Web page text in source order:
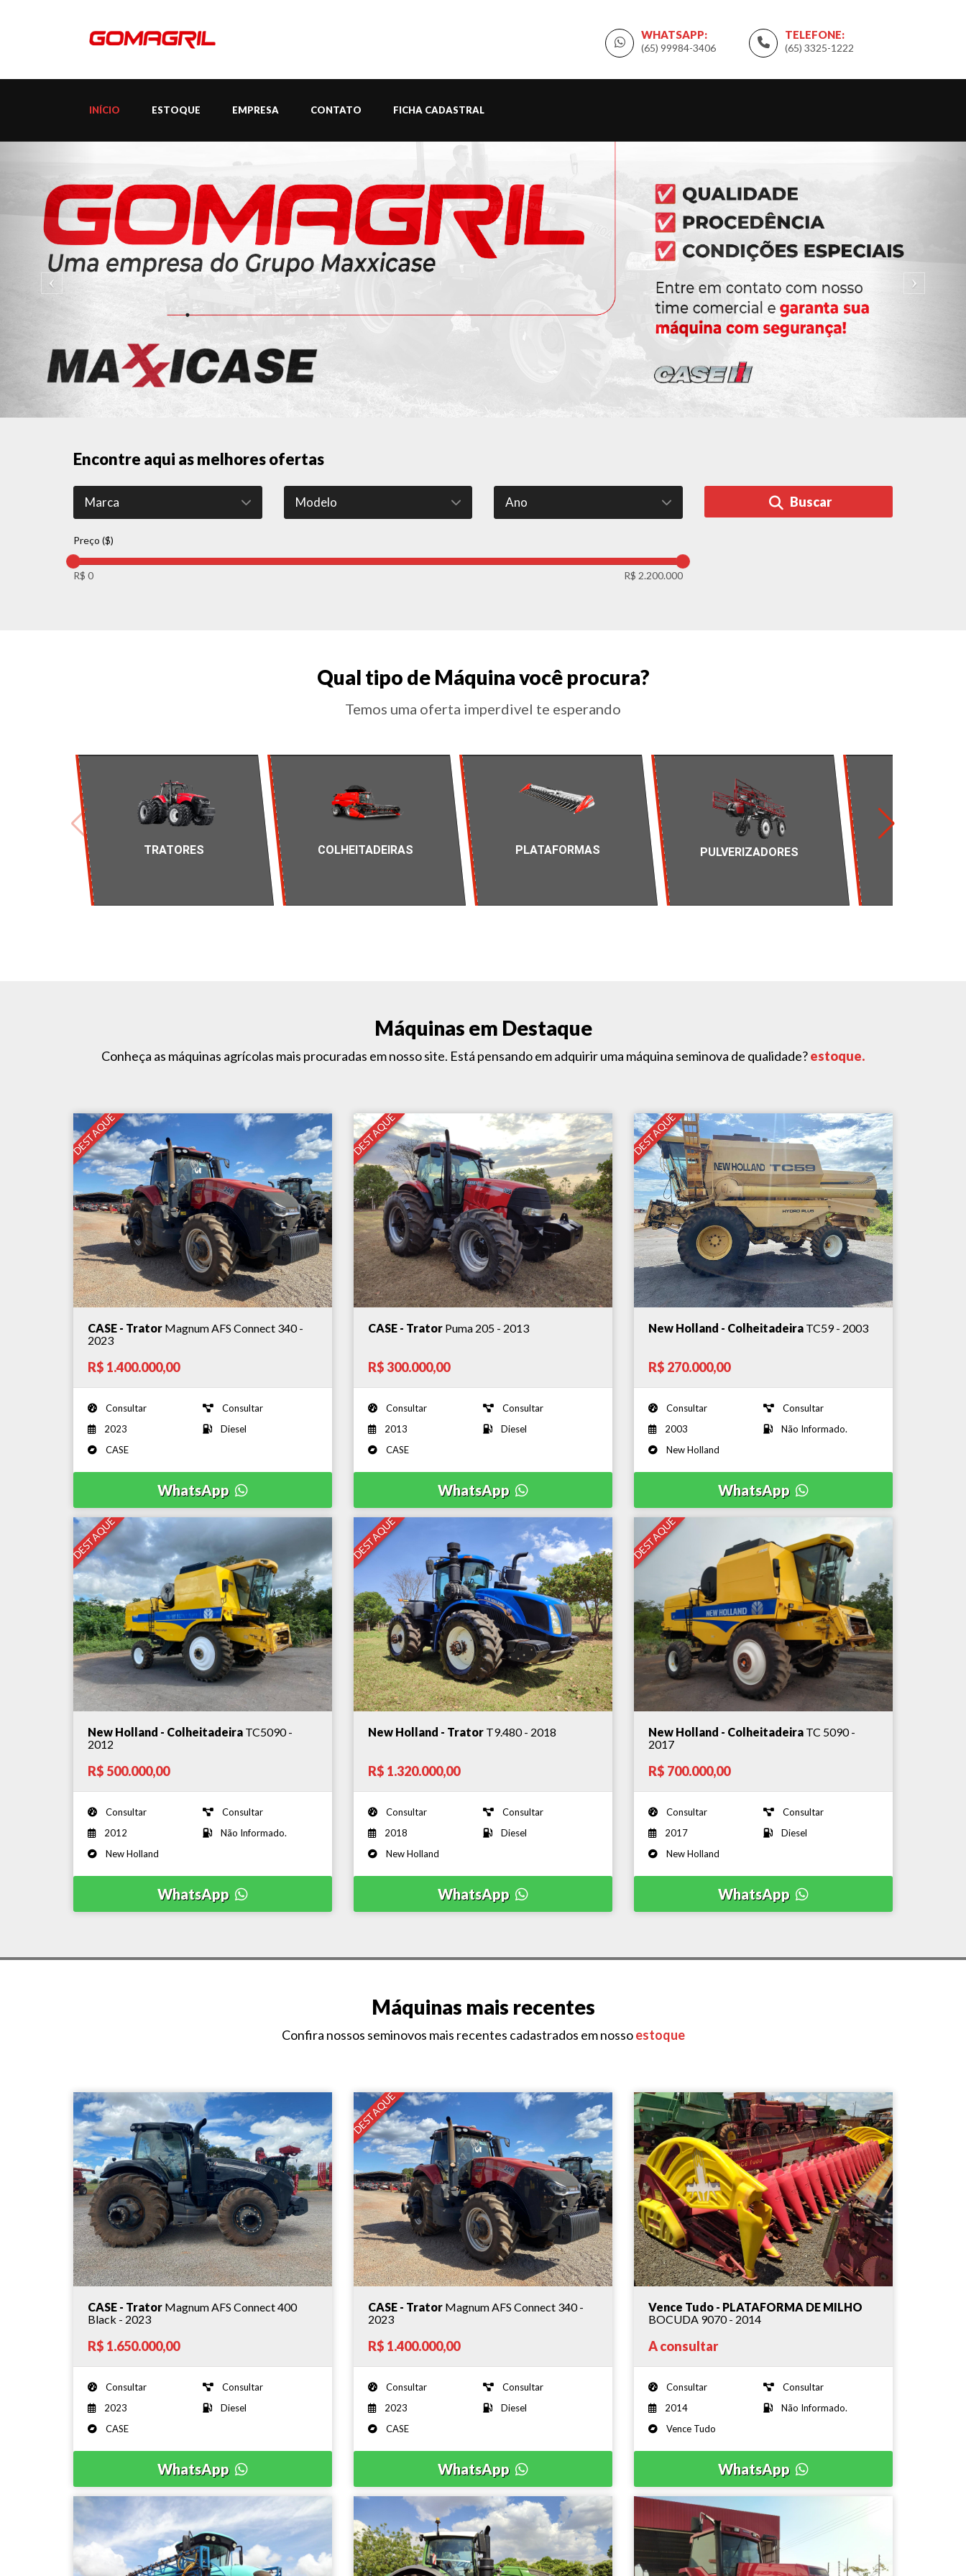
TELEFONE:
(65) 3325-1222
WHATSAPP:
(65) 99984-3406
INÍCIO ESTOQUE EMPRESA CONTATO FICHA CADASTRAL
Encontre aqui as melhores ofertas
Buscar
Preço ($)
R$ 0 R$ 2.200.000
Qual tipo de Máquina você procura?
Temos uma oferta imperdivel te esperando
TRATORES COLHEITADEIRAS PLATAFORMAS PULVERIZADORES
Máquinas em Destaque
Conheça as máquinas agrícolas mais procuradas em nosso site. Está pensando em adquirir uma máquina seminova de qualidade?estoque.
DESTAQUE
CASE - Trator Magnum AFS Connect 340 -
2023
R$ 1.400.000,00
Consultar
Consultar
2023
Diesel
CASE
WhatsApp
DESTAQUE
CASE - Trator Puma 205 - 2013
R$ 300.000,00
Consultar
Consultar
2013
Diesel
CASE
WhatsApp
DESTAQUE
New Holland - Colheitadeira TC59 - 2003
R$ 270.000,00
Consultar
Consultar
2003
Não Informado.
New Holland
WhatsApp
DESTAQUE
New Holland - Colheitadeira TC5090 -
2012
R$ 500.000,00
Consultar
Consultar
2012
Não Informado.
New Holland
WhatsApp
DESTAQUE
New Holland - Trator T9.480 - 2018
R$ 1.320.000,00
Consultar
Consultar
2018
Diesel
New Holland
WhatsApp
DESTAQUE
New Holland - Colheitadeira TC 5090 -
2017
R$ 700.000,00
Consultar
Consultar
2017
Diesel
New Holland
WhatsApp
Máquinas mais recentes
Confira nossos seminovos mais recentes cadastrados em nossoestoque
CASE - Trator Magnum AFS Connect 400
Black - 2023
R$ 1.650.000,00
Consultar
Consultar
2023
Diesel
CASE
WhatsApp
DESTAQUE
CASE - Trator Magnum AFS Connect 340 -
2023
R$ 1.400.000,00
Consultar
Consultar
2023
Diesel
CASE
WhatsApp
Vence Tudo - PLATAFORMA DE MILHO
BOCUDA 9070 - 2014
A consultar
Consultar
Consultar
2014
Não Informado.
Vence Tudo
WhatsApp